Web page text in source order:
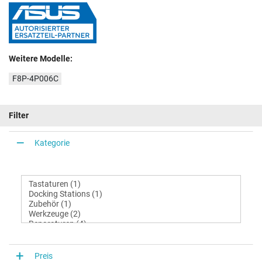
Weitere Modelle:
F8P-4P006C
Filter
Kategorie
Preis